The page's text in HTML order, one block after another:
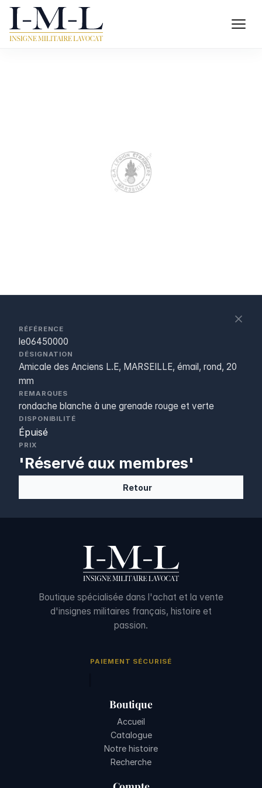
RÉFÉRENCE
le06450000
DÉSIGNATION
Amicale des Anciens L.E, MARSEILLE, émail, rond, 20
mm
REMARQUES
rondache blanche à une grenade rouge et verte
DISPONIBILITÉ
Épuisé
PRIX
'Réservé aux membres'
Retour
Boutique spécialisée dans l'achat et la vente
d'insignes militaires français, histoire et
passion.
PAIEMENT SÉCURISÉ
Boutique
Accueil
Catalogue
Notre histoire
Recherche